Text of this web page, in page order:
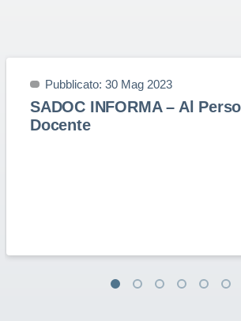
Pubblicato: 30 Mag 2023
SADOC INFORMA – Al
Docente